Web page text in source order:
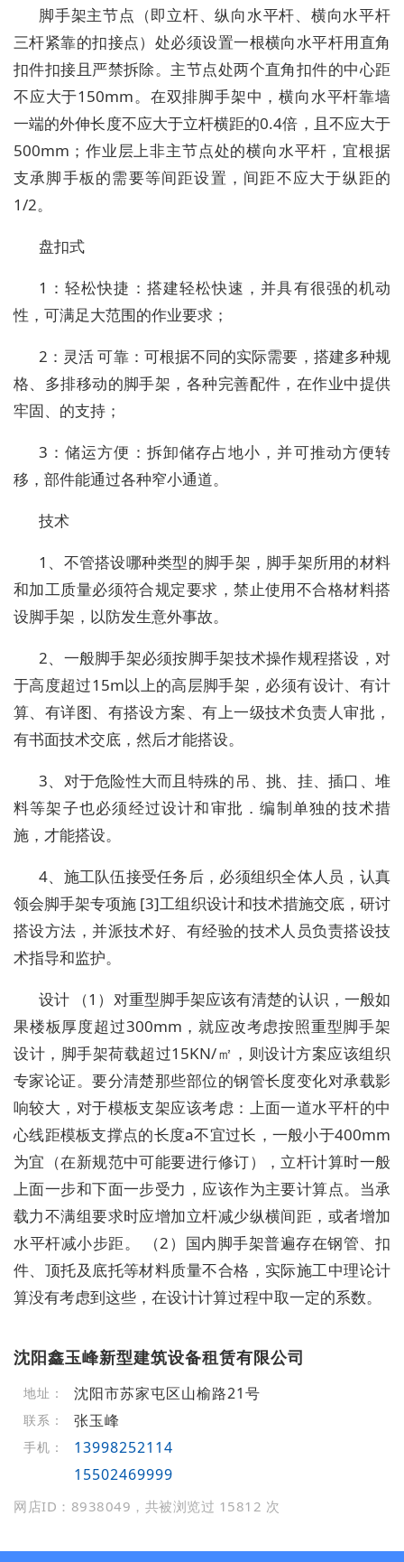
脚手架主节点（即立杆、纵向水平杆、横向水平杆
三杆紧靠的扣接点）处必须设置一根横向水平杆用直角
扣件扣接且严禁拆除。主节点处两个直角扣件的中心距
不应大于150mm。在双排脚手架中，横向水平杆靠墙
一端的外伸长度不应大于立杆横距的0.4倍，且不应大于
500mm；作业层上非主节点处的横向水平杆，宜根据
支承脚手板的需要等间距设置，间距不应大于纵距的
1/2。
盘扣式
1：轻松快捷：搭建轻松快速，并具有很强的机动
性，可满足大范围的作业要求；
2：灵活 可靠：可根据不同的实际需要，搭建多种规
格、多排移动的脚手架，各种完善配件，在作业中提供
牢固、的支持；
3：储运方便：拆卸储存占地小，并可推动方便转
移，部件能通过各种窄小通道。
技术
1、不管搭设哪种类型的脚手架，脚手架所用的材料
和加工质量必须符合规定要求，禁止使用不合格材料搭
设脚手架，以防发生意外事故。
2、一般脚手架必须按脚手架技术操作规程搭设，对
于高度超过15m以上的高层脚手架，必须有设计、有计
算、有详图、有搭设方案、有上一级技术负责人审批，
有书面技术交底，然后才能搭设。
3、对于危险性大而且特殊的吊、挑、挂、插口、堆
料等架子也必须经过设计和审批．编制单独的技术措
施，才能搭设。
4、施工队伍接受任务后，必须组织全体人员，认真
领会脚手架专项施 [3]工组织设计和技术措施交底，研讨
搭设方法，并派技术好、有经验的技术人员负责搭设技
术指导和监护。
设计 （1）对重型脚手架应该有清楚的认识，一般如
果楼板厚度超过300mm，就应改考虑按照重型脚手架
设计，脚手架荷载超过15KN/㎡，则设计方案应该组织
专家论证。要分清楚那些部位的钢管长度变化对承载影
响较大，对于模板支架应该考虑：上面一道水平杆的中
心线距模板支撑点的长度a不宜过长，一般小于400mm
为宜（在新规范中可能要进行修订），立杆计算时一般
上面一步和下面一步受力，应该作为主要计算点。当承
载力不满组要求时应增加立杆减少纵横间距，或者增加
水平杆减小步距。 （2）国内脚手架普遍存在钢管、扣
件、顶托及底托等材料质量不合格，实际施工中理论计
算没有考虑到这些，在设计计算过程中取一定的系数。
沈阳鑫玉峰新型建筑设备租赁有限公司
地址： 沈阳市苏家屯区山榆路21号
联系： 张玉峰
手机：
13998252114
15502469999
网店ID：8938049，共被浏览过 15812 次